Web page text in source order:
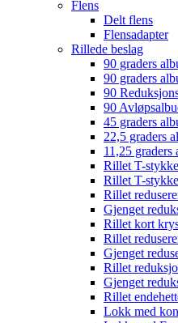
Flens
Delt flens
Flensadapter
Rillede beslag
90 graders
90 graders
90
90
45 graders
22,5 graders
11,25 graders
Rillet T-
Rillet T-
Rillet
Gjenget
Rillet kort
Rillet
Gjenget
Rillet
Gjenget
Rillet
Lokk med